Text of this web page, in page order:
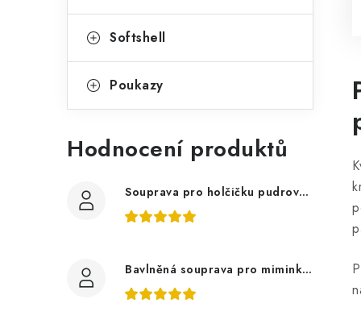
Softshell
Poukazy
Hodnocení produktů
Souprava pro holčičku pudrově růžová, ptáčci květy
Bavlněná souprava pro miminko, zvířátka v lese